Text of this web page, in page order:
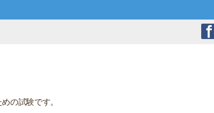
の試験です。